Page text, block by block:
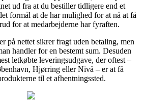
ud fra at du bestiller tidligere end et
formål at de har mulighed for at nå at få
for at medarbejderne har fyraften.
på nettet sikrer fragt uden betaling, men
handler for en bestemt sum. Desuden
letkøbte leveringsudgave, der oftest –
Hjørring eller Nivå – er at få
til et afhentningssted.